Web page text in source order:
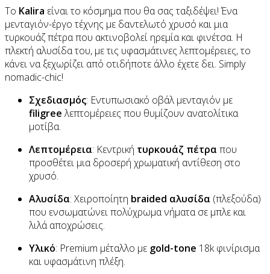
Το Kalira είναι το κόσμημα που θα σας ταξιδέψει! Ένα
μενταγιόν-έργο τέχνης με δαντελωτό χρυσό και μια
τυρκουάζ πέτρα που ακτινοβολεί ηρεμία και φινέτσα. Η
πλεκτή αλυσίδα του, με τις υφασμάτινες λεπτομέρειες, το
κάνει να ξεχωρίζει από οτιδήποτε άλλο έχετε δει. Simply
nomadic-chic!
Σχεδιασμός: Εντυπωσιακό οβάλ μενταγιόν με
filigree λεπτομέρειες που θυμίζουν ανατολίτικα
μοτίβα.
Λεπτομέρεια: Κεντρική τυρκουάζ πέτρα που
προσθέτει μια δροσερή χρωματική αντίθεση στο
χρυσό.
Αλυσίδα: Χειροποίητη braided αλυσίδα (πλεξούδα)
που ενσωματώνει πολύχρωμα νήματα σε μπλε και
λιλά αποχρώσεις.
Υλικό: Premium μέταλλο με gold-tone 18k φινίρισμα
και υφασμάτινη πλέξη.